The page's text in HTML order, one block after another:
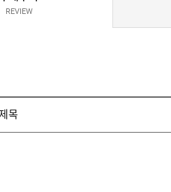
REVIEW
목